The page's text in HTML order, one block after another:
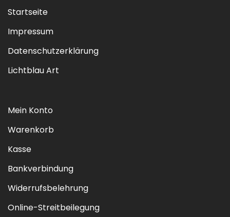
Startseite
Impressum
Datenschutzerklärung
Lichtblau Art
Mein Konto
Warenkorb
Kasse
Bankverbindung
Widerrufsbelehrung
Online-Streitbeilegung